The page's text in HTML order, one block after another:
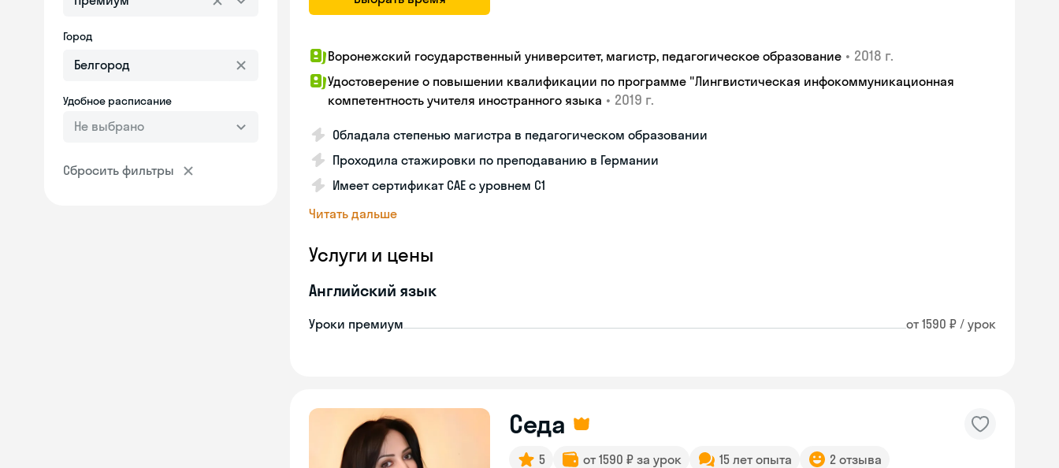
Город
Удобное расписание
Не выбрано
Сбросить фильтры
Воронежский государственный университет, магистр, педагогическое образование • 2018 г.
Удостоверение о повышении квалификации по программе "Лингвистическая инфокоммуникационная
компетентность учителя иностранного языка • 2019 г.
Обладала степенью магистра в педагогическом образовании
Проходила стажировки по преподаванию в Германии
Имеет сертификат САЕ с уровнем С1
Читать дальше
Услуги и цены
Английский язык
Уроки премиум от 1590 ₽ / урок
Седа
5 от 1590 ₽ за урок 15 лет опыта 2 отзыва